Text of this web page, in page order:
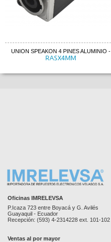
UNION SPEAKON 4 PINES ALUMINIO -
RASX4MM
Oficinas IMRELEVSA
P.Icaza 723 entre Boyacá y G. Avilés
Guayaquil - Ecuador
Recepción: (593) 4-2314228 ext. 101-102
Ventas al por mayor